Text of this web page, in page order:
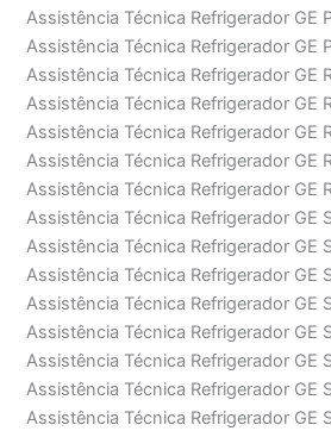
Assistência Técnica Refrigerador GE
Assistência Técnica Refrigerador GE
Assistência Técnica Refrigerador GE
Assistência Técnica Refrigerador GE
Assistência Técnica Refrigerador GE
Assistência Técnica Refrigerador GE
Assistência Técnica Refrigerador GE
Assistência Técnica Refrigerador GE
Assistência Técnica Refrigerador GE
Assistência Técnica Refrigerador GE
Assistência Técnica Refrigerador GE
Assistência Técnica Refrigerador GE
Assistência Técnica Refrigerador GE
Assistência Técnica Refrigerador GE
Assistência Técnica Refrigerador GE